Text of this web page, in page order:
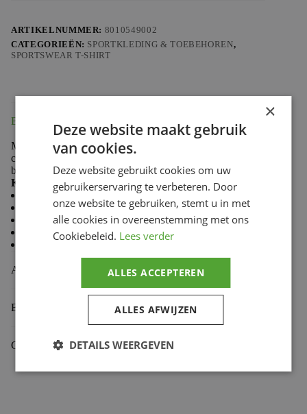
ARTIKELNUMMER: 8010549002
CATEGORIEËN: SPORTKLEDING & TOEBEHOREN,
SPORTSWEAR T-SHIRT
Beschrijving
Made from 100% cotton, Troy Lee Designs T-shirts
combine softness and durability to keep you comfortable
both on the trails and in the paddock.
Key features:
Casual style
Comfortable and durable fabric
Premium fit
Classic crew neck
Aanvullende informatie
Beoordelingen (0)
Gekoppelde Motoren
×
Deze website maakt gebruik
van cookies.
Deze website gebruikt cookies om uw
gebruikerservaring te verbeteren. Door
onze website te gebruiken, stemt u in met
alle cookies in overeenstemming met ons
Cookiebeleid. Lees verder
ALLES ACCEPTEREN
ALLES AFWIJZEN
DETAILS WEERGEVEN